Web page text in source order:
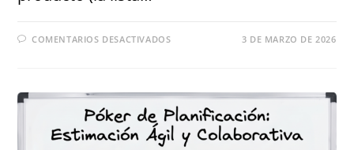
COMENTARIOS DESACTIVADOS 3 DE MARZO DE 2026